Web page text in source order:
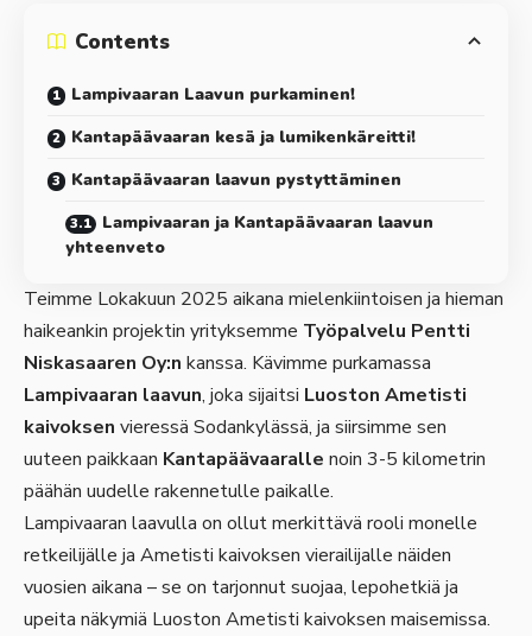
Contents
Lampivaaran Laavun purkaminen!
Kantapäävaaran kesä ja lumikenkäreitti!
Kantapäävaaran laavun pystyttäminen
Lampivaaran ja Kantapäävaaran laavun
yhteenveto
Teimme Lokakuun 2025 aikana mielenkiintoisen ja hieman
haikeankin projektin yrityksemme Työpalvelu Pentti
Niskasaaren Oy:n kanssa. Kävimme purkamassa
Lampivaaran laavun, joka sijaitsi Luoston Ametisti
kaivoksen vieressä Sodankylässä, ja siirsimme sen
uuteen paikkaan Kantapäävaaralle noin 3-5 kilometrin
päähän uudelle rakennetulle paikalle.
Lampivaaran laavulla on ollut merkittävä rooli monelle
retkeilijälle ja Ametisti kaivoksen vierailijalle näiden
vuosien aikana – se on tarjonnut suojaa, lepohetkiä ja
upeita näkymiä Luoston Ametisti kaivoksen maisemissa.